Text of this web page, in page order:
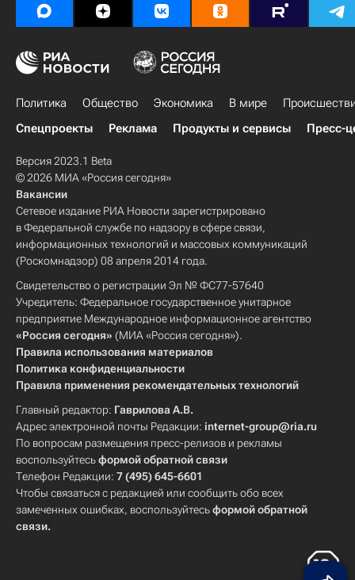
Политика Общество Экономика В мире
Спецпроекты
Реклама Продукты и сервисы Пресс-
Версия 2023.1 Beta
© 2026 МИА «Россия сегодня»
Вакансии
Сетевое издание РИА Новости зарегистрировано
в Федеральной службе по надзору в сфере связи,
информационных технологий и массовых коммуникаций
(Роскомнадзор) 08 апреля 2014 года.
Свидетельство о регистрации Эл № ФС77-57640
Учредитель: Федеральное государственное унитарное
предприятие Международное информационное агентство
«Россия сегодня» (МИА «Россия сегодня»).
Правила использования материалов
Политика конфиденциальности
Правила применения рекомендательных технологий
Главный редактор: Гаврилова А.В.
Адрес электронной почты Редакции: internet-group@ria.ru
По вопросам размещения пресс-релизов и рекламы
воспользуйтесьформой обратной связи
Телефон Редакции: 7 (495) 645-6601
Чтобы связаться с редакцией или сообщить обо всех
замеченных ошибках, воспользуйтесьформой обратной
связи.